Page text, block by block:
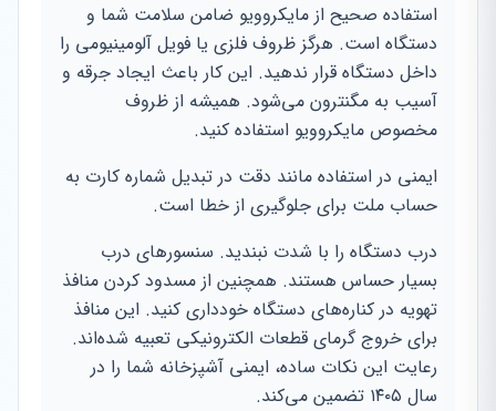
استفاده صحیح از مایکروویو ضامن سلامت شما و
دستگاه است. هرگز ظروف فلزی یا فویل آلومینیومی را
داخل دستگاه قرار ندهید. این کار باعث ایجاد جرقه و
آسیب به مگنترون می‌شود. همیشه از ظروف
مخصوص مایکروویو استفاده کنید.
ایمنی در استفاده مانند دقت در تبدیل شماره کارت به
حساب ملت برای جلوگیری از خطا است.
درب دستگاه را با شدت نبندید. سنسورهای درب
بسیار حساس هستند. همچنین از مسدود کردن منافذ
تهویه در کناره‌های دستگاه خودداری کنید. این منافذ
برای خروج گرمای قطعات الکترونیکی تعبیه شده‌اند.
رعایت این نکات ساده، ایمنی آشپزخانه شما را در
سال ۱۴۰۵ تضمین می‌کند.